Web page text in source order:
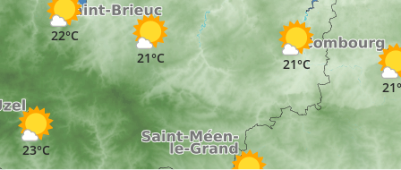
21°C
21°C
22°C
23°C